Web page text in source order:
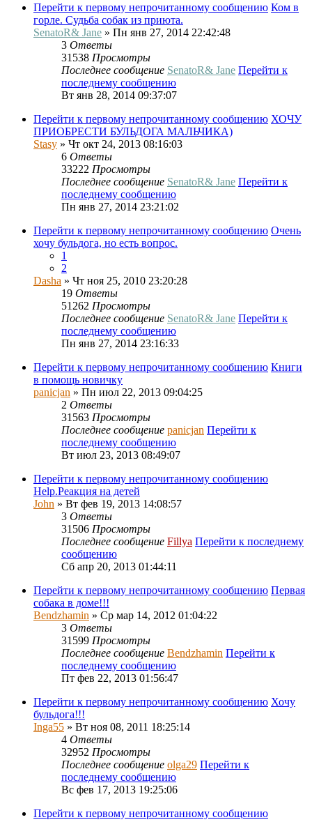
Перейти к первому непрочитанному сообщению Ком в
горле. Судьба собак из приюта.
SenatoR& Jane » Пн янв 27, 2014 22:42:48
3 Ответы
31538 Просмотры
Последнее сообщение SenatoR& Jane Перейти к
последнему сообщению
Вт янв 28, 2014 09:37:07
Перейти к первому непрочитанному сообщению ХОЧУ
ПРИОБРЕСТИ БУЛЬДОГА МАЛЬЧИКА)
Stasy » Чт окт 24, 2013 08:16:03
6 Ответы
33222 Просмотры
Последнее сообщение SenatoR& Jane Перейти к
последнему сообщению
Пн янв 27, 2014 23:21:02
Перейти к первому непрочитанному сообщению Очень
хочу бульдога, но есть вопрос.
1
2
Dasha » Чт ноя 25, 2010 23:20:28
19 Ответы
51262 Просмотры
Последнее сообщение SenatoR& Jane Перейти к
последнему сообщению
Пн янв 27, 2014 23:16:33
Перейти к первому непрочитанному сообщению Книги
в помощь новичку
panicjan » Пн июл 22, 2013 09:04:25
2 Ответы
31563 Просмотры
Последнее сообщение panicjan Перейти к
последнему сообщению
Вт июл 23, 2013 08:49:07
Перейти к первому непрочитанному сообщению
Help.Реакция на детей
John » Вт фев 19, 2013 14:08:57
3 Ответы
31506 Просмотры
Последнее сообщение Fillya Перейти к последнему
сообщению
Сб апр 20, 2013 01:44:11
Перейти к первому непрочитанному сообщению Первая
собака в доме!!!
Bendzhamin » Ср мар 14, 2012 01:04:22
3 Ответы
31599 Просмотры
Последнее сообщение Bendzhamin Перейти к
последнему сообщению
Пт фев 22, 2013 01:56:47
Перейти к первому непрочитанному сообщению Хочу
бульдога!!!
Inga55 » Вт ноя 08, 2011 18:25:14
4 Ответы
32952 Просмотры
Последнее сообщение olga29 Перейти к
последнему сообщению
Вс фев 17, 2013 19:25:06
Перейти к первому непрочитанному сообщению